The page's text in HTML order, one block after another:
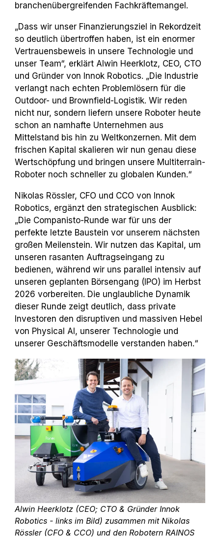
branchenübergreifenden Fachkräftemangel.
„Dass wir unser Finanzierungsziel in Rekordzeit
so deutlich übertroffen haben, ist ein enormer
Vertrauensbeweis in unsere Technologie und
unser Team“, erklärt Alwin Heerklotz, CEO, CTO
und Gründer von Innok Robotics. „Die Industrie
verlangt nach echten Problemlösern für die
Outdoor- und Brownfield-Logistik. Wir reden
nicht nur, sondern liefern unsere Roboter heute
schon an namhafte Unternehmen aus
Mittelstand bis hin zu Weltkonzernen. Mit dem
frischen Kapital skalieren wir nun genau diese
Wertschöpfung und bringen unsere Multiterrain-
Roboter noch schneller zu globalen Kunden.“
Nikolas Rössler, CFO und CCO von Innok
Robotics, ergänzt den strategischen Ausblick:
„Die Companisto-Runde war für uns der
perfekte letzte Baustein vor unserem nächsten
großen Meilenstein. Wir nutzen das Kapital, um
unseren rasanten Auftragseingang zu
bedienen, während wir uns parallel intensiv auf
unseren geplanten Börsengang (IPO) im Herbst
2026 vorbereiten. Die unglaubliche Dynamik
dieser Runde zeigt deutlich, dass private
Investoren den disruptiven und massiven Hebel
von Physical AI, unserer Technologie und
unserer Geschäftsmodelle verstanden haben.“
Alwin Heerklotz (CEO; CTO & Gründer Innok
Robotics - links im Bild) zusammen mit Nikolas
Rössler (CFO & CCO) und den Robotern RAINOS